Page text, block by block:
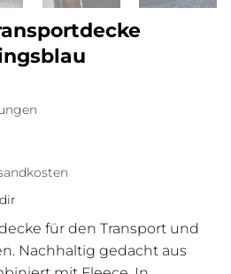
für den Transport und
Nachhaltig gedacht aus